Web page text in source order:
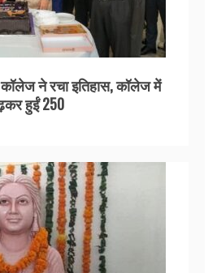
ने रचा इतिहास, कॉलेज में
हुईं 250